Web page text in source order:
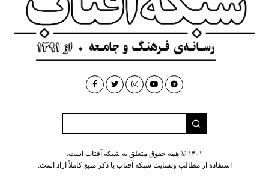
۱۴۰۱ © همه حقوق متعلق به شبکه آفتاب است.
استفاده از مطالب وبسایت شبکه آفتاب با ذکر منبع کاملاً آزاد است.